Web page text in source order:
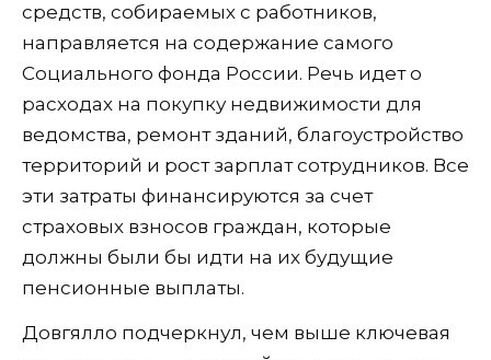
средств, собираемых с работников,
направляется на содержание самого
Социального фонда России. Речь идет о
расходах на покупку недвижимости для
ведомства, ремонт зданий, благоустройство
территорий и рост зарплат сотрудников. Все
эти затраты финансируются за счет
страховых взносов граждан, которые
должны были бы идти на их будущие
пенсионные выплаты.
Довгялло подчеркнул, чем выше ключевая